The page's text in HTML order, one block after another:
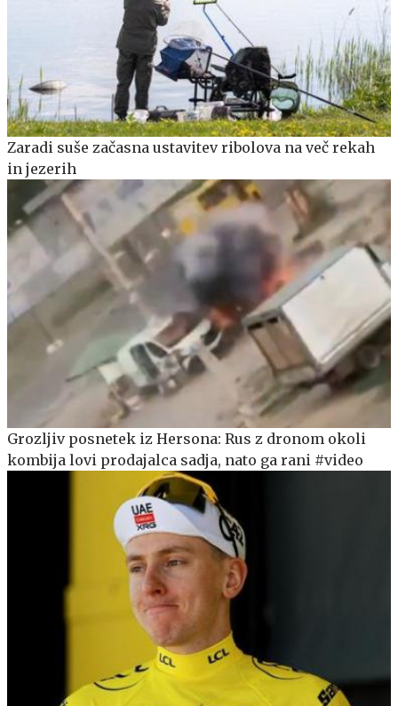
Zaradi suše začasna ustavitev ribolova na več rekah
in jezerih
Grozljiv posnetek iz Hersona: Rus z dronom okoli
kombija lovi prodajalca sadja, nato ga rani #video